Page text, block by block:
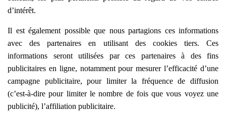
d’intérêt.
Il est également possible que nous partagions ces informations
avec des partenaires en utilisant des cookies tiers. Ces
informations seront utilisées par ces partenaires à des fins
publicitaires en ligne, notamment pour mesurer l’efficacité d’une
campagne publicitaire, pour limiter la fréquence de diffusion
(c’est-à-dire pour limiter le nombre de fois que vous voyez une
publicité), l’affiliation publicitaire.